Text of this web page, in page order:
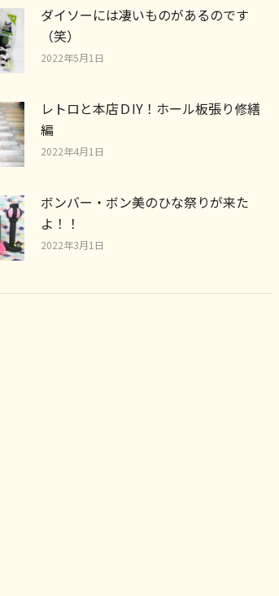
ダイソーには凄いものがあるのです
（笑）
2022年5月1日
レトロと本店ＤIY！ホール板張り修繕
編
2022年4月1日
ボンバー・ボン美のひな祭りが来た
よ！！
2022年3月1日